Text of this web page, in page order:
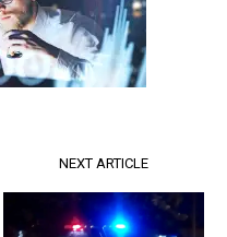
NEXT ARTICLE